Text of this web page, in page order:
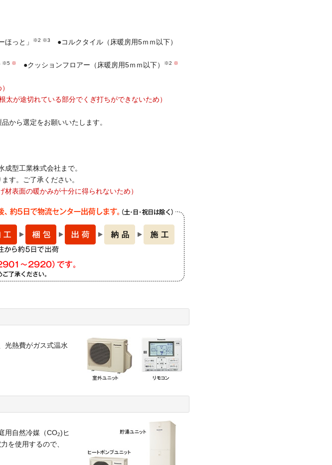
っと」 ※2 ※3 ●コルクタイル（床暖房用5ｍｍ以下）
※5 ※ ●クッションフロアー（床暖房用5ｍｍ以下） ※2 ※
が途切れている部分でくぎ打ちができないため）
から選定をお願いいたします。
型工業株式会社まで。
。ご了承ください。
表面の暖かみが十分に得られないため）
光熱費がガス式温水
用自然冷媒（CO2)ヒ
を使用するので、